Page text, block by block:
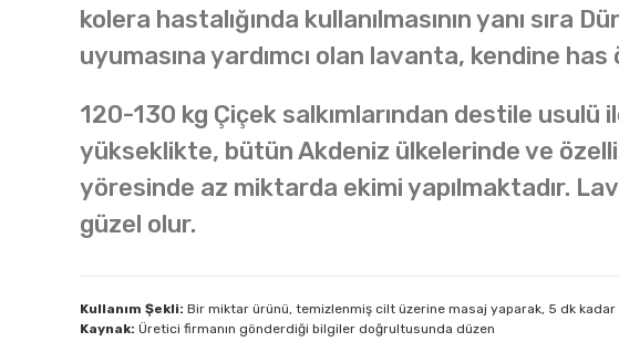
kolera hastalığında kullanılmasının yanı sıra
uyumasına yardımcı olan lavanta, kendine
120-130 kg Çiçek salkımlarından destile
yükseklikte, bütün Akdeniz ülkelerinde ve
yöresinde az miktarda ekimi yapılmaktadır.
güzel olur.
Kullanım Şekli: Bir miktar ürünü, temizlenmiş cilt üzerine masaj yaparak, 5 dk kadar
Kaynak: Üretici firmanın gönderdiği bilgiler doğrultusunda düzen